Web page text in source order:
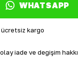
WHATSAPP
kargo
iade ve değişim hakkı